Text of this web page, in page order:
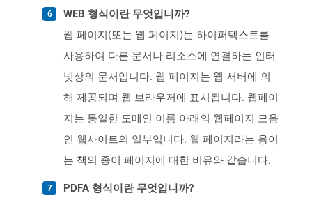
WEB 형식이란 무엇입니까?
웹 페이지(또는 웹 페이지)는 하이퍼텍스트를
사용하여 다른 문서나 리소스에 연결하는 인터
넷상의 문서입니다. 웹 페이지는 웹 서버에 의
해 제공되며 웹 브라우저에 표시됩니다. 웹페이
지는 동일한 도메인 이름 아래의 웹페이지 모음
인 웹사이트의 일부입니다. 웹 페이지라는 용어
는 책의 종이 페이지에 대한 비유와 같습니다.
PDFA 형식이란 무엇입니까?